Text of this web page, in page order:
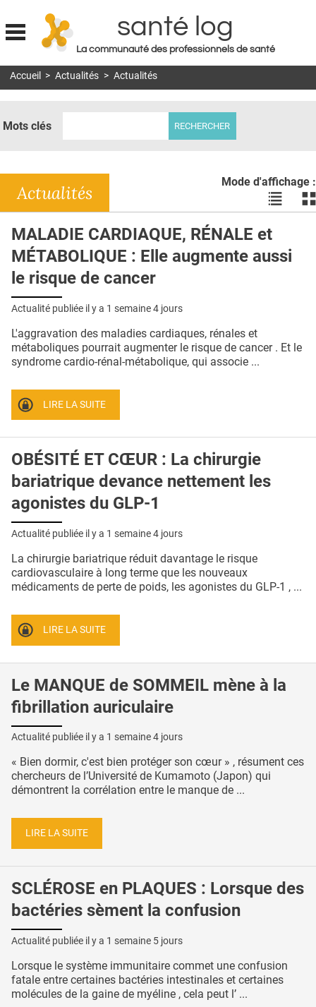
Jump to navigation
santé log
La communauté des professionnels de santé
MON COMPTE
DOSSIERS
RÉSEAUX
E-REVUE SAD
THÉMA
L'APP
PUBLICITÉ
CONTACT
Accueil > Actualités > Actualités
Mots clés
Mode d'affichage :
Voir
les
en
liste
les
Actualités
MALADIE CARDIAQUE, RÉNALE et
MÉTABOLIQUE : Elle augmente aussi
le risque de cancer
Actualité publiée il y a 1 semaine 4 jours
L'aggravation des maladies cardiaques, rénales et
métaboliques pourrait augmenter le risque de cancer . Et le
syndrome cardio-rénal-métabolique, qui associe ...
LIRE LA SUITE
OBÉSITÉ ET CŒUR : La chirurgie
bariatrique devance nettement les
agonistes du GLP-1
Actualité publiée il y a 1 semaine 4 jours
La chirurgie bariatrique réduit davantage le risque
cardiovasculaire à long terme que les nouveaux
médicaments de perte de poids, les agonistes du GLP-1 , ...
LIRE LA SUITE
Le MANQUE de SOMMEIL mène à la
fibrillation auriculaire
Actualité publiée il y a 1 semaine 4 jours
« Bien dormir, c'est bien protéger son cœur » , résument ces
chercheurs de l’Université de Kumamoto (Japon) qui
démontrent la corrélation entre le manque de ...
LIRE LA SUITE
SCLÉROSE en PLAQUES : Lorsque des
bactéries sèment la confusion
Actualité publiée il y a 1 semaine 5 jours
Lorsque le système immunitaire commet une confusion
fatale entre certaines bactéries intestinales et certaines
molécules de la gaine de myéline , cela peut l’ ...